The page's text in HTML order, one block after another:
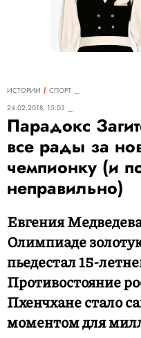
ИСТОРИИ
СПОРТ
24.02.2018, 15:03
Парадокс
все рады за
чемпионку (и
неправильно)
Евгения
Олимпиаде
пьедестал 15-
Противостояние
Пхенчхане стало
моментом для